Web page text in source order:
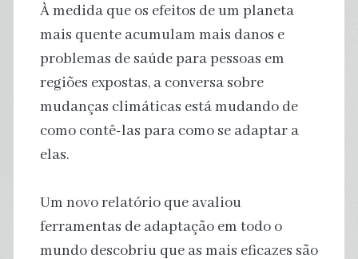
À medida que os efeitos de um planeta
mais quente acumulam mais danos e
problemas de saúde para pessoas em
regiões expostas, a conversa sobre
mudanças climáticas está mudando de
como contê-las para como se adaptar a
elas.
Um novo relatório que avaliou
ferramentas de adaptação em todo o
mundo descobriu que as mais eficazes são